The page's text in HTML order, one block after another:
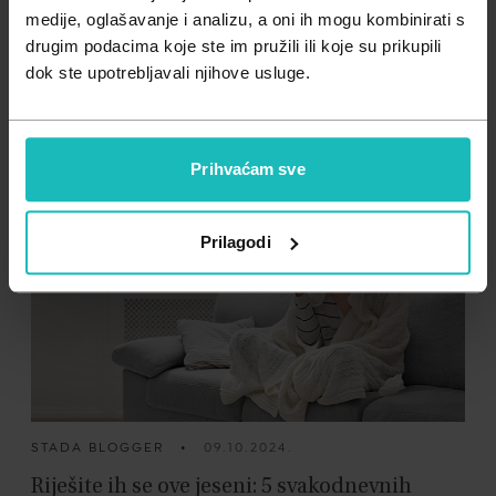
medije, oglašavanje i analizu, a oni ih mogu kombinirati s
drugim podacima koje ste im pružili ili koje su prikupili
dok ste upotrebljavali njihove usluge.
Prihvaćam sve
Prilagodi
Zdravlje muškarca
Zdravlje žene
Minerali
Probiotici i prebiotici
PHARMERIA BLOGGER • 09.03.2026.
jednostavno poboljšati?
STADA BLOGGER • 09.10.2024.
Riješite ih se ove jeseni: 5 svakodnevnih